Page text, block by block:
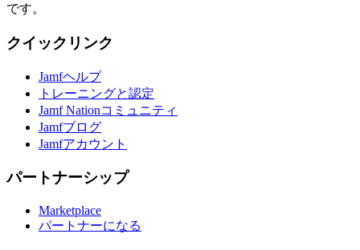
です。
クイックリンク
Jamfヘルプ
トレーニングと認定
Jamf Nationコミュニティ
Jamfブログ
Jamfアカウント
パートナーシップ
Marketplace
パートナーになる